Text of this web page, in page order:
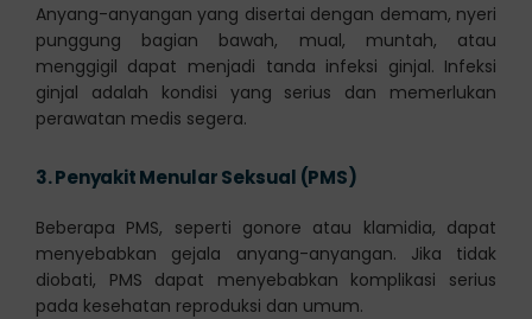
Anyang-anyangan yang disertai dengan demam, nyeri
punggung bagian bawah, mual, muntah, atau
menggigil dapat menjadi tanda infeksi ginjal. Infeksi
ginjal adalah kondisi yang serius dan memerlukan
perawatan medis segera.
3.Penyakit Menular Seksual (PMS)
Beberapa PMS, seperti gonore atau klamidia, dapat
menyebabkan gejala anyang-anyangan. Jika tidak
diobati, PMS dapat menyebabkan komplikasi serius
pada kesehatan reproduksi dan umum.